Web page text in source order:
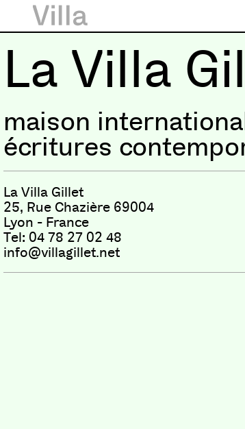
La Villa
maison
écritures
La Villa Gillet
25, Rue Chazière 69004
Lyon - France
Tel: 04 78 27 02 48
info@villagillet.net